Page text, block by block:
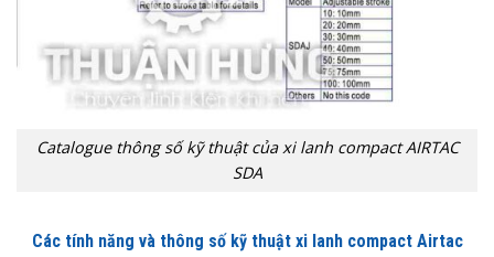
Catalogue thông số kỹ thuật của xi lanh compact AIRTAC
SDA
Các tính năng và thông số kỹ thuật xi lanh compact Airtac